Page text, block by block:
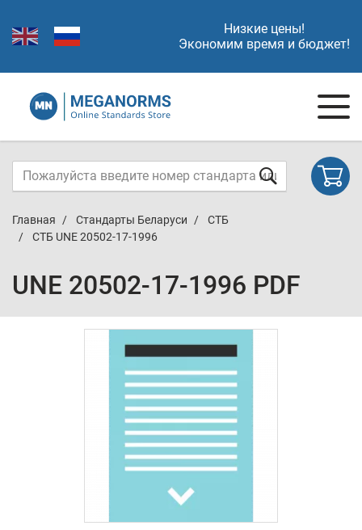
Низкие цены!
Экономим время и бюджет!
Главная Стандарты Беларуси
СТБ
СТБ UNE 20502-17-1996
UNE 20502-17-1996 PDF